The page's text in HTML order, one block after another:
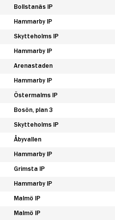
Bollstanäs IP
Hammarby IP
Skytteholms IP
Hammarby IP
Arenastaden
Hammarby IP
Östermalms IP
Bosön, plan 3
Skytteholms IP
Åbyvallen
Hammarby IP
Grimsta IP
Hammarby IP
Malmö IP
Malmö IP